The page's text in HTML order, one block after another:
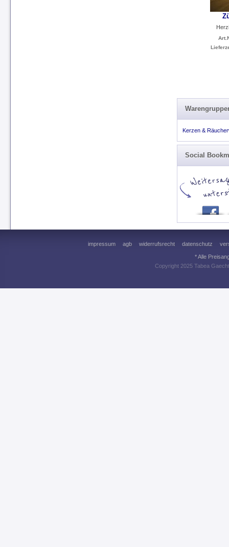
Kerzen &
Social
impressum agb widerrufsrecht datenschutz
* Alle
Copyright 2025 Tabea